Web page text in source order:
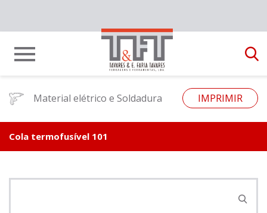
Material elétrico e Soldadura IMPRIMIR
Cola termofusível 101